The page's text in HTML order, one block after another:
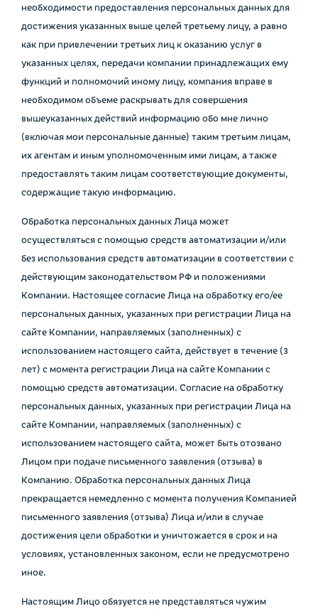
необходимости предоставления персональных данных для
достижения указанных выше целей третьему лицу, а равно
как при привлечении третьих лиц к оказанию услуг в
указанных целях, передачи компании принадлежащих ему
функций и полномочий иному лицу, компания вправе в
необходимом объеме раскрывать для совершения
вышеуказанных действий информацию обо мне лично
(включая мои персональные данные) таким третьим лицам,
их агентам и иным уполномоченным ими лицам, а также
предоставлять таким лицам соответствующие документы,
содержащие такую информацию.
Обработка персональных данных Лица может
осуществляться с помощью средств автоматизации и/или
без использования средств автоматизации в соответствии с
действующим законодательством РФ и положениями
Компании. Настоящее согласие Лица на обработку его/ее
персональных данных, указанных при регистрации Лица на
сайте Компании, направляемых (заполненных) с
использованием настоящего сайта, действует в течение (3
лет) с момента регистрации Лица на сайте Компании с
помощью средств автоматизации. Согласие на обработку
персональных данных, указанных при регистрации Лица на
сайте Компании, направляемых (заполненных) с
использованием настоящего сайта, может быть отозвано
Лицом при подаче письменного заявления (отзыва) в
Компанию. Обработка персональных данных Лица
прекращается немедленно с момента получения Компанией
письменного заявления (отзыва) Лица и/или в случае
достижения цели обработки и уничтожается в срок и на
условиях, установленных законом, если не предусмотрено
иное.
Настоящим Лицо обязуется не представляться чужим